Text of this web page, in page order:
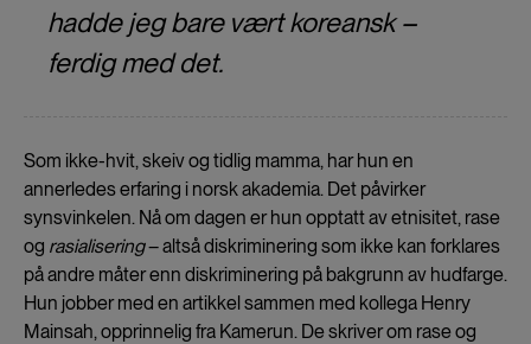
hadde jeg bare vært koreansk –
ferdig med det.
Som ikke-hvit, skeiv og tidlig mamma, har hun en
annerledes erfaring i norsk akademia. Det påvirker
synsvinkelen. Nå om dagen er hun opptatt av etnisitet, rase
og rasialisering– altså diskriminering som ikke kan forklares
på andre måter enn diskriminering på bakgrunn av hudfarge.
Hun jobber med en artikkel sammen med kollega Henry
Mainsah, opprinnelig fra Kamerun. De skriver om rase og